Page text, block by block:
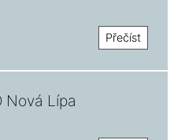
Přečíst
Nová Lípa